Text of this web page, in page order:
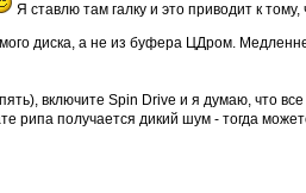
Я ставлю там галку и это приводит к
диска, а не из буфера ЦДром.
включите Spin Drive и я думаю, что
рипа получается дикий шум - тогда